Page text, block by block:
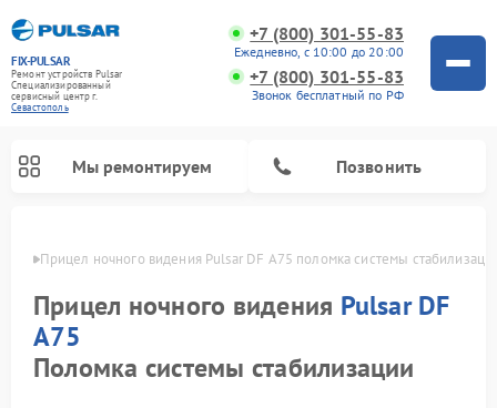
FIX-PULSAR
Ремонт устройств Pulsar
Специализированный
cервисный центр г.
Севастополь
+7 (800) 301-55-83
Ежедневно, с 10:00 до 20:00
+7 (800) 301-55-83
Звонок бесплатный по РФ
Мы ремонтируем Позвонить
Прицел ночного видения Pulsar DF A75 поломка системы
Прицел ночного видения Pulsar DF
A75
Поломка системы стабилизации